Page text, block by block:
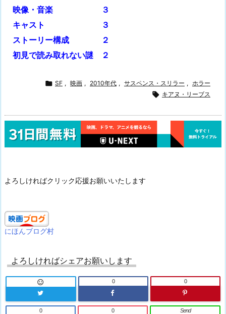
映像・音楽 ３
キャスト ３
ストーリー構成 ２
初見で読み取れない謎 ２
 SF , 映画 , 2010年代 , サスペンス・スリラー , ホラー
 キアヌ・リーブス
よろしければクリック応援お願いいたします
にほんブログ村
よろしければシェアお願いします
 0 0
0 0 Send